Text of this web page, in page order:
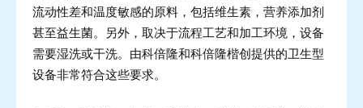
流动性差和温度敏感的原料，包括维生素，营养添加剂
甚至益生菌。另外，取决于流程工艺和加工环境，设备
需要湿洗或干洗。由科倍隆和科倍隆楷创提供的卫生型
设备非常符合这些要求。